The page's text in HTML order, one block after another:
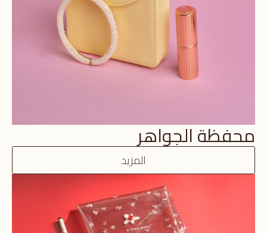
محفظة الجواهر
المزيد